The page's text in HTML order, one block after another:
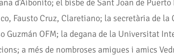
d’Aibonito; el bisbe de Sant Joan de Puerto
Fausto Cruz, Claretiano; la secretària de
OFM; la degana de la Universitat
a més de nombroses amigues i amics